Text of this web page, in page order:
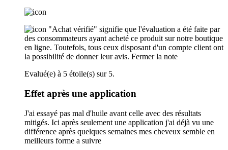
"Achat vérifié" signifie que l'évaluation a été faite par
des consommateurs ayant acheté ce produit sur notre boutique
en ligne. Toutefois, tous ceux disposant d'un compte client ont
la possibilité de donner leur avis. Fermer la note
Evalué(e) à 5 étoile(s) sur 5.
Effet après une application
J'ai essayé pas mal d'huile avant celle avec des résultats
mitigés. Ici après seulement une application j'ai déjà vu une
différence après quelques semaines mes cheveux semble en
meilleurs forme a suivre